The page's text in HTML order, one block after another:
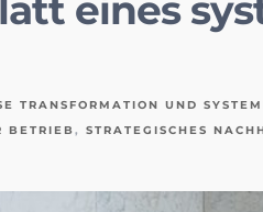
eines
TRANSFORMATION UND
BETRIEB,STRATEGISCHES